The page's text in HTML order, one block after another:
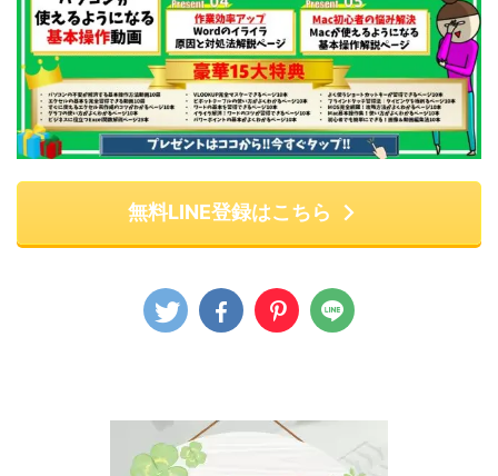
無料LINE登録はこちら